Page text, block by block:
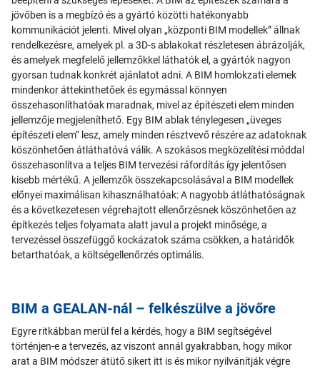
jövőben is a megbízó és a gyártó közötti hatékonyabb
kommunikációt jelenti. Mivel olyan „központi BIM modellek” állnak
rendelkezésre, amelyek pl. a 3D-s ablakokat részletesen ábrázolják,
és amelyek megfelelő jellemzőkkel láthatók el, a gyártók nagyon
gyorsan tudnak konkrét ajánlatot adni. A BIM homlokzati elemek
mindenkor áttekinthetőek és egymással könnyen
összehasonlíthatóak maradnak, mivel az építészeti elem minden
jellemzője megjeleníthető. Egy BIM ablak ténylegesen „üveges
építészeti elem“ lesz, amely minden résztvevő részére az adatoknak
köszönhetően átláthatóvá válik. A szokásos megközelítési móddal
összehasonlítva a teljes BIM tervezési ráfordítás így jelentősen
kisebb mértékű. A jellemzők összekapcsolásával a BIM modellek
előnyei maximálisan kihasználhatóak: A nagyobb átláthatóságnak
és a következetesen végrehajtott ellenőrzésnek köszönhetően az
építkezés teljes folyamata alatt javul a projekt minősége, a
tervezéssel összefüggő kockázatok száma csökken, a határidők
betarthatóak, a költségellenőrzés optimális.
BIM a GEALAN-nál – felkészülve a jövőre
Egyre ritkábban merül fel a kérdés, hogy a BIM segítségével
történjen-e a tervezés, az viszont annál gyakrabban, hogy mikor
arat a BIM módszer átütő sikert itt is és mikor nyilvánítják végre